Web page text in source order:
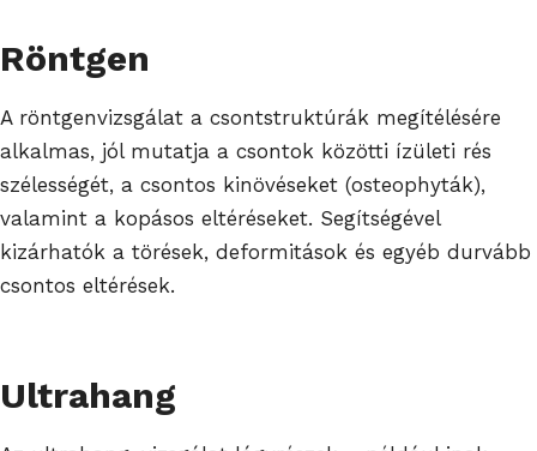
Röntgen
A röntgenvizsgálat a csontstruktúrák megítélésére
alkalmas, jól mutatja a csontok közötti ízületi rés
szélességét, a csontos kinövéseket (osteophyták),
valamint a kopásos eltéréseket. Segítségével
kizárhatók a törések, deformitások és egyéb durvább
csontos eltérések.
Ultrahang